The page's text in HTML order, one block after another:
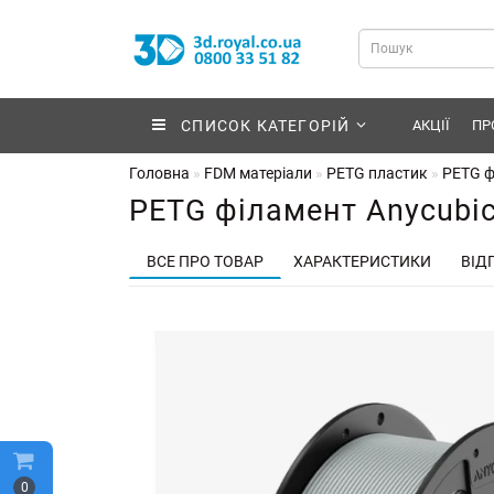
0
СПИСОК КАТЕГОРІЙ АКЦІЇ
Головна FDM матеріали PETG пластик PETG
PETG філамент
ВСЕ ПРО ТОВАР ХАРАКТЕРИСТИКИ